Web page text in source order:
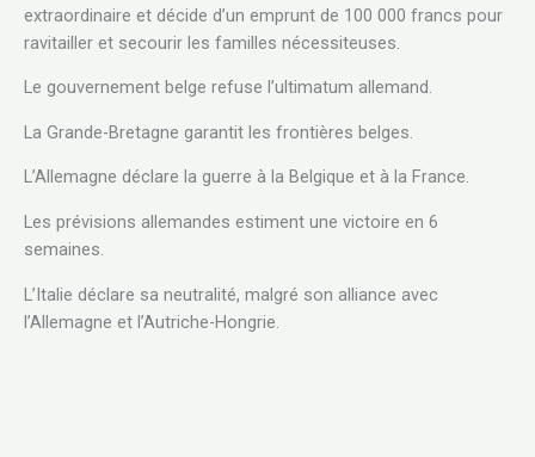
extraordinaire et décide d’un emprunt de 100 000 francs pour
ravitailler et secourir les familles nécessiteuses.
Le gouvernement belge refuse l’ultimatum allemand.
La Grande-Bretagne garantit les frontières belges.
L’Allemagne déclare la guerre à la Belgique et à la France.
Les prévisions allemandes estiment une victoire en 6
semaines.
L’Italie déclare sa neutralité, malgré son alliance avec
l’Allemagne et l’Autriche-Hongrie.